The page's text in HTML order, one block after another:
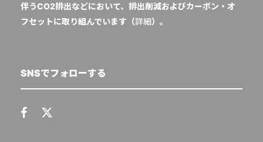
伴うCO2排出などにおいて、排出削減およびカーボン・オ
フセットに取り組んでいます（詳細）。
SNSでフォローする